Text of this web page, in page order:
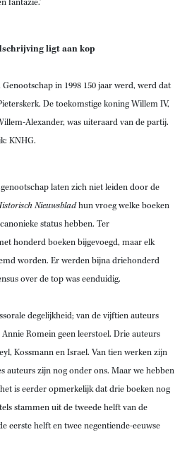
fantazie.'
ligt aan kop
in 1998 150 jaar werd, werd dat
De toekomstige koning Willem IV,
Alexander, was uiteraard van de partij.
KNHG.
laten zich niet leiden door de
Nieuwsbladhun vroeg welke boeken
status hebben. Ter
honderd boeken bijgevoegd, maar elk
worden. Er werden bijna driehonderd
over de top was eenduidig.
degelijkheid; van de vijftien auteurs
Romein geen leerstoel. Drie auteurs
Kossmann en Israel. Van tien werken zijn
auteurs zijn nog onder ons. Maar we hebben
is eerder opmerkelijk dat drie boeken nog
stammen uit de tweede helft van de
eerste helft en twee negentiende-eeuwse